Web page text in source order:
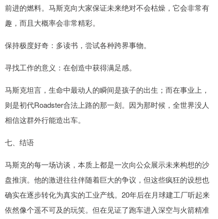
前进的燃料。马斯克向大家保证未来绝对不会枯燥，它会非常有
趣，而且大概率会非常精彩。
保持极度好奇：多读书，尝试各种跨界事物。
寻找工作的意义：在创造中获得满足感。
马斯克坦言，生命中最动人的瞬间是孩子的出生；而在事业上，
则是初代Roadster合法上路的那一刻。因为那时候，全世界没人
相信这群外行能造出车。
七、结语
马斯克的每一场访谈，本质上都是一次向公众展示未来构想的沙
盘推演。他的激进往往伴随着巨大的争议，但这些疯狂的设想也
确实在逐步转化为真实的工业产线。20年后在月球建工厂听起来
依然像个遥不可及的玩笑。但在见证了跑车进入深空与火箭精准